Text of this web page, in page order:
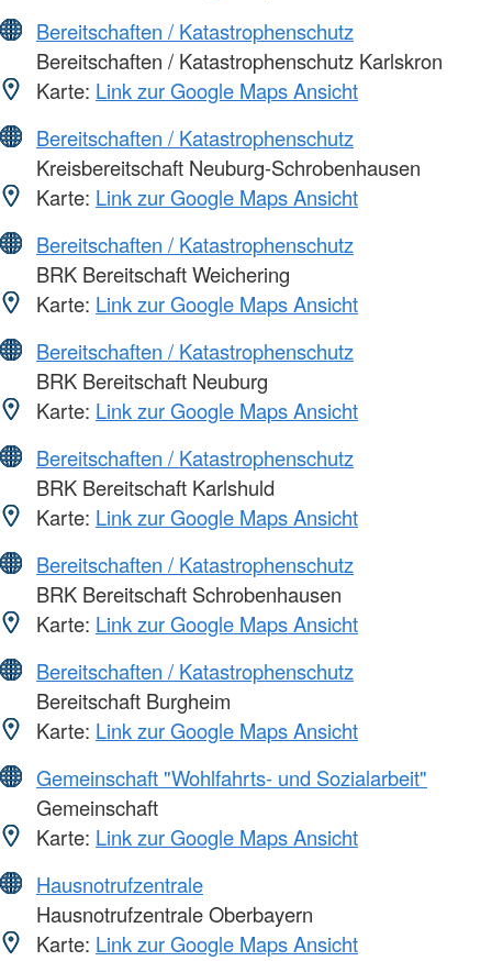
Bereitschaften / Katastrophenschutz
Bereitschaften / Katastrophenschutz Karlskron
Karte: Link zur Google Maps Ansicht
Bereitschaften / Katastrophenschutz
Kreisbereitschaft Neuburg-Schrobenhausen
Karte: Link zur Google Maps Ansicht
Bereitschaften / Katastrophenschutz
BRK Bereitschaft Weichering
Karte: Link zur Google Maps Ansicht
Bereitschaften / Katastrophenschutz
BRK Bereitschaft Neuburg
Karte: Link zur Google Maps Ansicht
Bereitschaften / Katastrophenschutz
BRK Bereitschaft Karlshuld
Karte: Link zur Google Maps Ansicht
Bereitschaften / Katastrophenschutz
BRK Bereitschaft Schrobenhausen
Karte: Link zur Google Maps Ansicht
Bereitschaften / Katastrophenschutz
Bereitschaft Burgheim
Karte: Link zur Google Maps Ansicht
Gemeinschaft "Wohlfahrts- und Sozialarbeit"
Gemeinschaft
Karte: Link zur Google Maps Ansicht
Hausnotrufzentrale
Hausnotrufzentrale Oberbayern
Karte: Link zur Google Maps Ansicht